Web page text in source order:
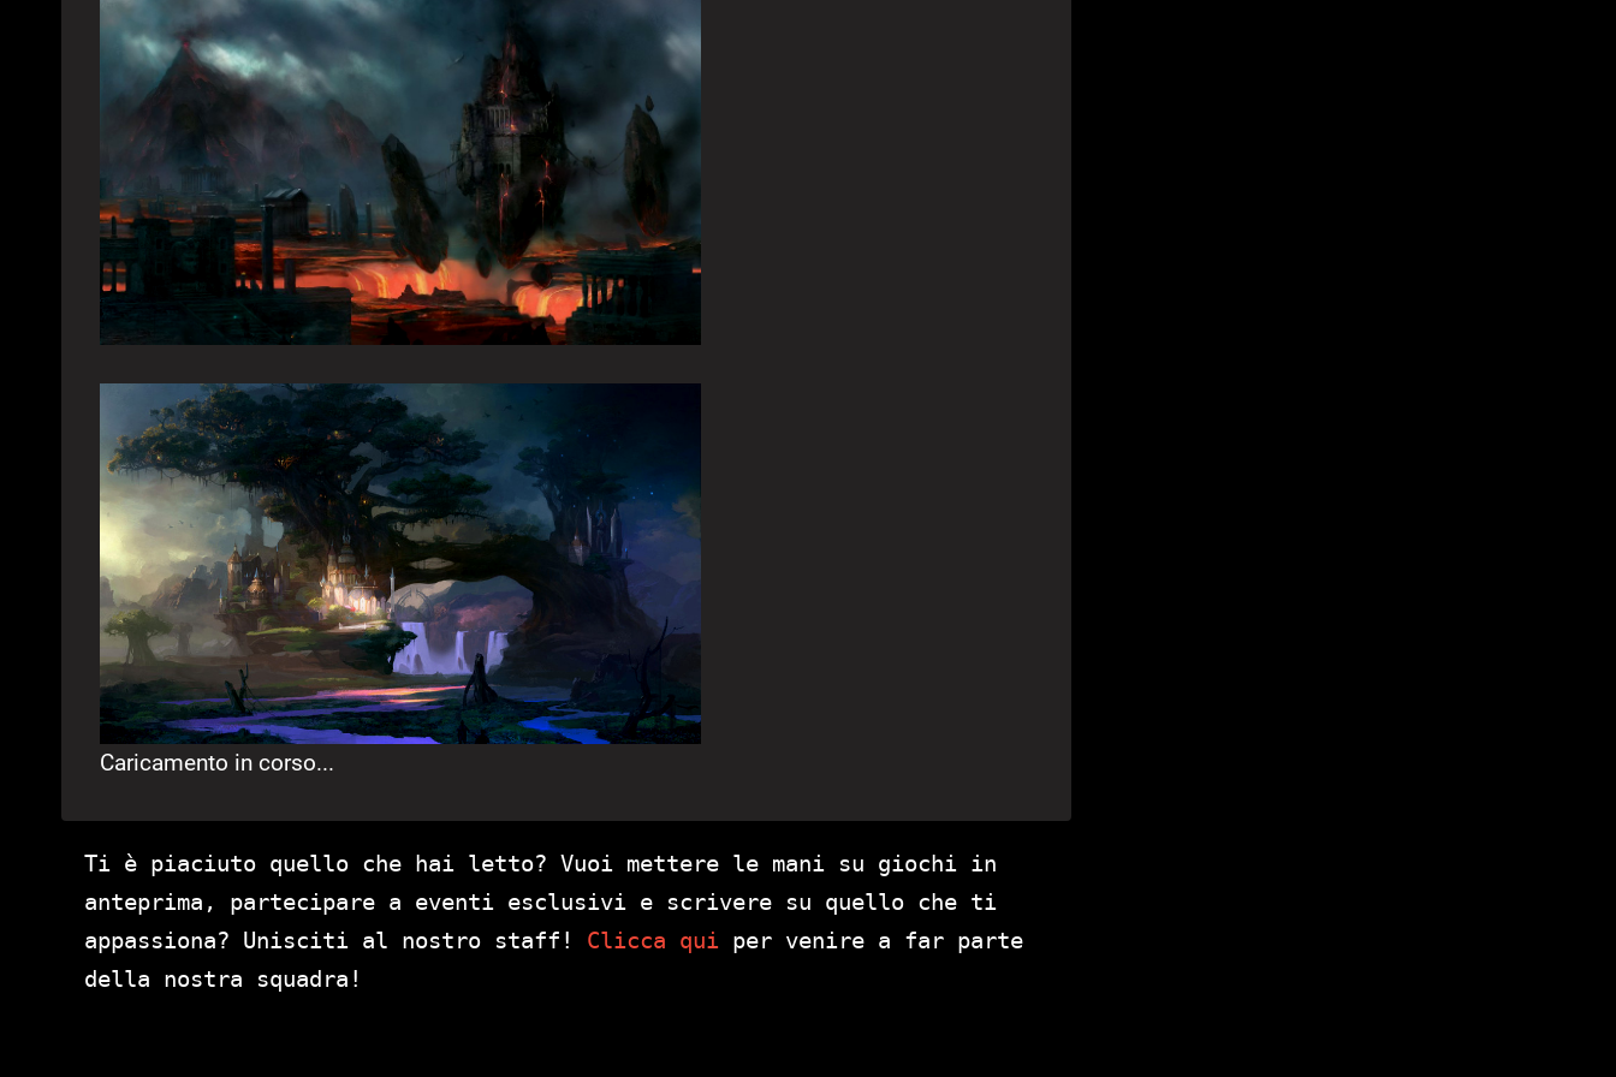
Caricamento in corso...
Ti è piaciuto quello che hai letto? Vuoi mettere le mani su giochi in
anteprima, partecipare a eventi esclusivi e scrivere su quello che ti
appassiona? Unisciti al nostro staff! Clicca qui per venire a far parte
della nostra squadra!